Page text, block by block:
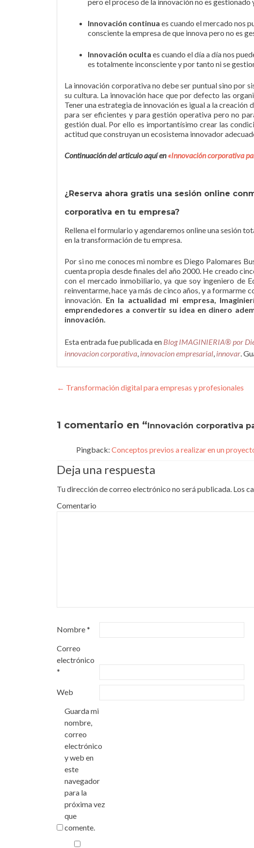
Innovación continua es cuando el mercado nos
consciente la empresa de que innova pero no es
Innovación oculta es cuando el día a día nos
es totalmente inconsciente y por tanto ni se
La innovación corporativa no debe ser puntual sino por
su cultura. La innovación hace que por defecto las
Tener una estrategia de innovación es igual a la creación
para ser eficientes y para gestión operativa pero no
gestión dual. Por ello es importantísimo crear las
actitud que construyan un ecosistema innovador
Continuación del articulo aquí en«Innovación corporativa
¿Reserva ahora gratis una sesión online
corporativa en tu empresa?
Rellena el formulario y agendaremos online una sesión
en la transformación de tu empresa.
Por si no me conoces mi nombre es Diego Palomares
cuenta propia desde finales del año 2000. He creado
con el mercado inmobiliario, ya que soy ingeniero de
reinventarme, hace ya más de cinco años, y a
innovación. En la actualidad mi empresa,
emprendedores a convertir su idea en dinero
innovación.
Esta entrada fue publicada en Blog IMAGINIERIA® por
innovacion corporativa, innovacion empresarial, innovar.
Navegación de entradas
← Transformación digital para empresas y profesionales
1 comentario en “Innovación corporativa
Pingback: Conceptos previos a realizar en un
Deja una respuesta
Tu dirección de correo electrónico no será publicada. Los
Comentario
Nombre*
Correo
electrónico
*
Web
Guarda mi
nombre,
correo
electrónico
y web en
este
navegador
para la
próxima vez
que
comente.